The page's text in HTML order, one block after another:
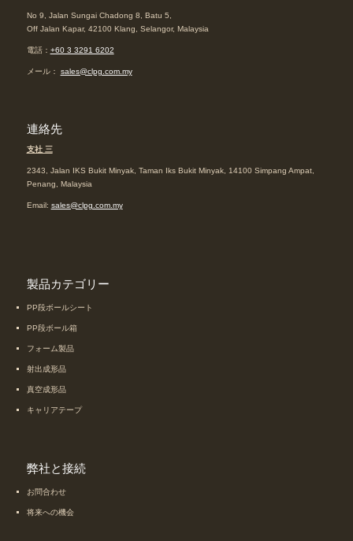
No 9, Jalan Sungai Chadong 8, Batu 5,
Off Jalan Kapar, 42100 Klang, Selangor, Malaysia
電話： +60 3 3291 6202
メール： sales@clpg.com.my
連絡先
支社 三
2343, Jalan IKS Bukit Minyak, Taman Iks Bukit Minyak, 14100 Simpang Ampat,
Penang, Malaysia
Email: sales@clpg.com.my
製品カテゴリー
PP段ボールシート
PP段ボール箱
フォーム製品
射出成形品
真空成形品
キャリアテープ
弊社と接続
お問合わせ
将来への機会